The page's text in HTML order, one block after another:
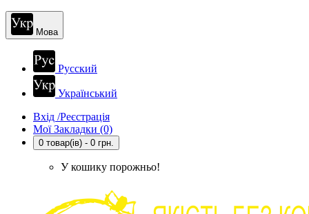
Мова
Русский
Український
Вхід /Реєстрація
Мої Закладки (0)
0 товар(ів) - 0 грн.
У кошику порожньо!